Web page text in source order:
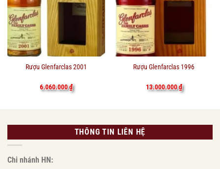
Rượu Glenfarclas 2001
6.060.000₫
Rượu Glenfarclas 1996
13.000.000₫
THÔNG TIN LIÊN HỆ
Chi nhánh HN: